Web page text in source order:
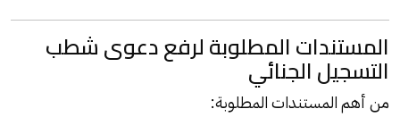
المستندات المطلوبة لرفع دعوى شطب
التسجيل الجنائي
من أهم المستندات المطلوبة: